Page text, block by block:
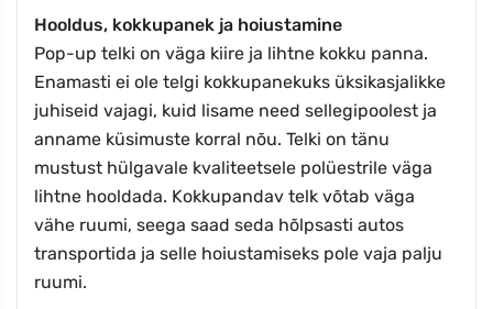
Hooldus, kokkupanek ja hoiustamine
Pop-up telki on väga kiire ja lihtne kokku panna.
Enamasti ei ole telgi kokkupanekuks üksikasjalikke
juhiseid vajagi, kuid lisame need sellegipoolest ja
anname küsimuste korral nõu. Telki on tänu
mustust hülgavale kvaliteetsele polüestrile väga
lihtne hooldada. Kokkupandav telk võtab väga
vähe ruumi, seega saad seda hõlpsasti autos
transportida ja selle hoiustamiseks pole vaja palju
ruumi.